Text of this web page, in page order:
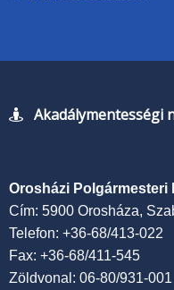
Akadálymentességi
Orosházi Polgármesteri
Cím: 5900 Orosháza,
Telefon: +36-68/413-022
Fax: +36-68/411-545
Zöldvonal: 06-80/931-001